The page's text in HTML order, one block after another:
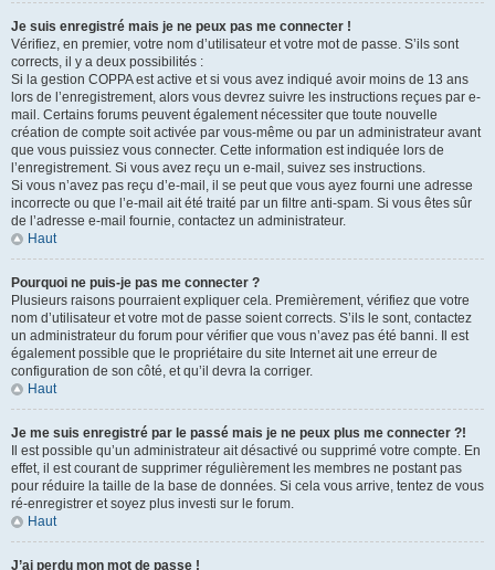
Je suis enregistré mais je ne peux pas me connecter !
Vérifiez, en premier, votre nom d’utilisateur et votre mot de passe. S’ils sont
corrects, il y a deux possibilités :
Si la gestion COPPA est active et si vous avez indiqué avoir moins de 13 ans
lors de l’enregistrement, alors vous devrez suivre les instructions reçues par e-
mail. Certains forums peuvent également nécessiter que toute nouvelle
création de compte soit activée par vous-même ou par un administrateur avant
que vous puissiez vous connecter. Cette information est indiquée lors de
l’enregistrement. Si vous avez reçu un e-mail, suivez ses instructions.
Si vous n’avez pas reçu d’e-mail, il se peut que vous ayez fourni une adresse
incorrecte ou que l’e-mail ait été traité par un filtre anti-spam. Si vous êtes sûr
de l’adresse e-mail fournie, contactez un administrateur.
Haut
Pourquoi ne puis-je pas me connecter ?
Plusieurs raisons pourraient expliquer cela. Premièrement, vérifiez que votre
nom d’utilisateur et votre mot de passe soient corrects. S’ils le sont, contactez
un administrateur du forum pour vérifier que vous n’avez pas été banni. Il est
également possible que le propriétaire du site Internet ait une erreur de
configuration de son côté, et qu’il devra la corriger.
Haut
Je me suis enregistré par le passé mais je ne peux plus me connecter ?!
Il est possible qu’un administrateur ait désactivé ou supprimé votre compte. En
effet, il est courant de supprimer régulièrement les membres ne postant pas
pour réduire la taille de la base de données. Si cela vous arrive, tentez de vous
ré-enregistrer et soyez plus investi sur le forum.
Haut
J’ai perdu mon mot de passe !